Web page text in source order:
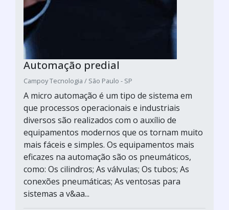
Automação predial
Campoy Tecnologia / São Paulo - SP
A micro automação é um tipo de sistema em
que processos operacionais e industriais
diversos são realizados com o auxílio de
equipamentos modernos que os tornam muito
mais fáceis e simples. Os equipamentos mais
eficazes na automação são os pneumáticos,
como: Os cilindros; As válvulas; Os tubos; As
conexões pneumáticas; As ventosas para
sistemas a v&aa...